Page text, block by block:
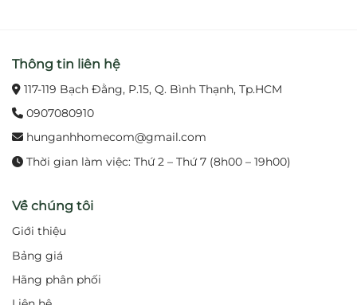
Thông tin liên hệ
117-119 Bạch Đằng, P.15, Q. Bình Thạnh, Tp.HCM
0907080910
hunganhhomecom@gmail.com
Thời gian làm việc: Thứ 2 – Thứ 7 (8h00 – 19h00)
Về chúng tôi
Giới thiệu
Bảng giá
Hãng phân phối